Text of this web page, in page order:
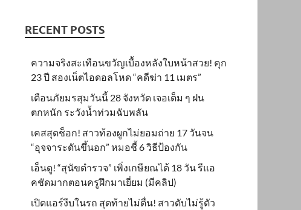
RECENT POSTS
ความจริงสะเทือนขวัญเบื้องหลังใบหน้าสวย! คุก
23 ปี สองเน็ตไอดอลโหด “คดีฆ่า 11 เมตร”
เตือนภัยมรสุมวันนี้ 28 จังหวัด เจอเต็ม ๆ ฝน
ตกหนัก ระวังน้ำท่วมฉับพลัน
เคสสุดช็อก! สาวท้องผูกไม่ยอมถ่าย 17 วันจน
“อุจจาระดันขึ้นอก” หมอชี้ 6 วิธีป้องกัน
เอ็นดู! “สุนัขตำรวจ” เพิ่งเกษียณได้ 18 วัน รีแอ
คชัดมากตอนครูฝึกมาเยี่ยม (มีคลิป)
เปิดแอร์งีบในรถ สุดท้ายไม่ตื่น! สาวดับไม่รู้ตัว